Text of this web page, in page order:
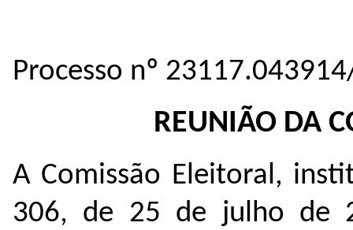
Processo nº
REUNIÃO DA
A Comissão Eleitoral,
306, de 25 de julho de